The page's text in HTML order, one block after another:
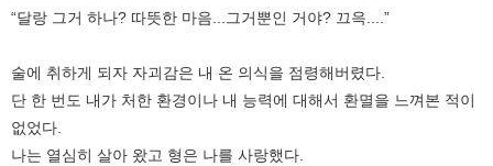
“달랑 그거 하나? 따뜻한 마음...그거뿐인 거야? 끄윽....”
술에 취하게 되자 자괴감은 내 온 의식을 점령해버렸다.
단 한 번도 내가 처한 환경이나 내 능력에 대해서 환멸을 느껴본 적이
없었다.
나는 열심히 살아 왔고 형은 나를 사랑했다.